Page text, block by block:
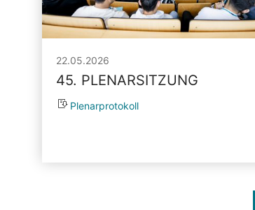
22.05.2026
45. PLENARSITZUNG
Plenarprotokoll